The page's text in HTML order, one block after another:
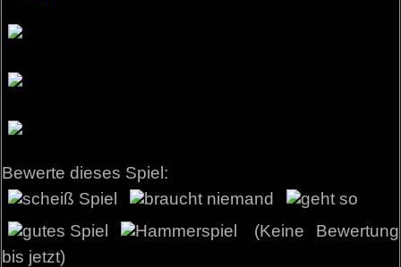
Bewerte dieses Spiel:
(Keine Bewertung
bis jetzt)